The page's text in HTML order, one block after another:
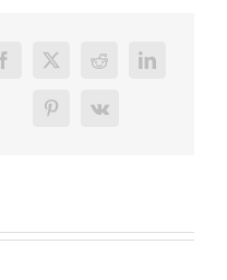
Facebook
X Reddit LinkedIn
Pinterest
Vk